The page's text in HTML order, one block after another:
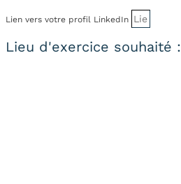
Lien vers votre profil LinkedIn
Lieu d'exercice souhaité :